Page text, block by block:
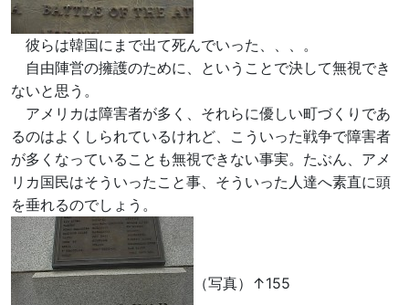
彼らは韓国にまで出て死んでいった、、、。
自由陣営の擁護のために、ということで決して無視でき
ないと思う。
アメリカは障害者が多く、それらに優しい町づくりであ
るのはよくしられているけれど、こういった戦争で障害者
が多くなっていることも無視できない事実。たぶん、アメ
リカ国民はそういったこと事、そういった人達へ素直に頭
を垂れるのでしょう。
（写真）↑155